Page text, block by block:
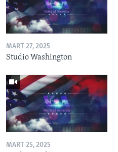
MART 27, 2025
Studio Washington
MART 25, 2025